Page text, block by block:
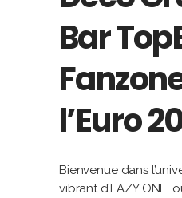
Bar
l’Euro
Bienvenue dans
vibrant d’EAZY ONE,